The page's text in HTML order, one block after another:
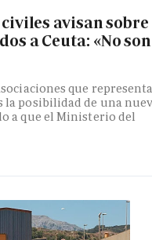
avisan sobre
a Ceuta: «No son
que
la posibilidad de una
a que el Ministerio del